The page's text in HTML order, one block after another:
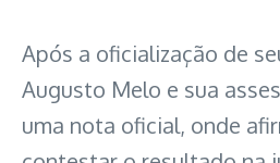
Após a oficialização de
Augusto Melo e sua
uma nota oficial, onde